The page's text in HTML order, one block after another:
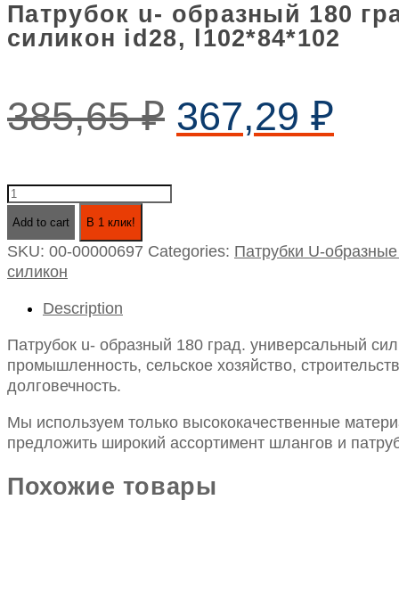
Патрубок u- образный 180
силикон id28, l102*84*102
385,65₽ 367,29 ₽
Патрубок
180
град.
силикон
id28,
l102*84*102
quantity
Add to cart В 1 клик!
SKU: 00-00000697 Categories: Патрубки U-
силикон
Description
Патрубок u- образный 180 град. универсальный
промышленность, сельское хозяйство,
долговечность.
Мы используем только высококачественные
предложить широкий ассортимент шлангов и
Похожие товары